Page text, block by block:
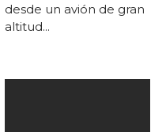
desde un avión de gran
altitud...